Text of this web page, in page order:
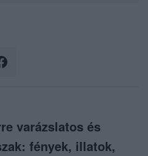
varázslatos és
fények, illatok,